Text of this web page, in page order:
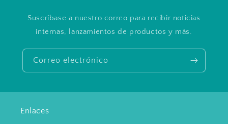
Suscríbase a nuestro correo para recibir noticias
internas, lanzamientos de productos y más.
Correo electrónico
Enlaces